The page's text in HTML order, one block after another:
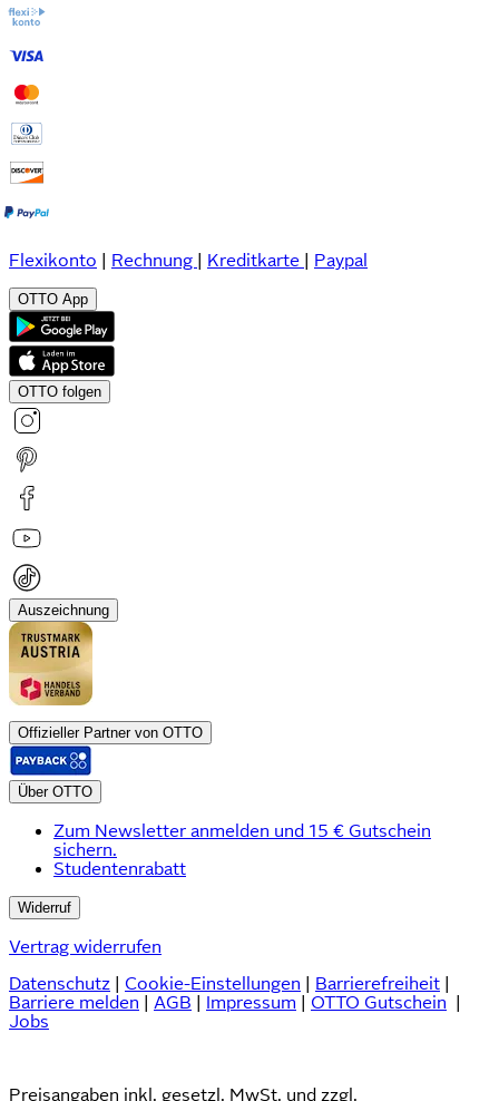
Flexikonto Rechnung Kreditkarte Paypal
OTTO App
OTTO folgen
Auszeichnung
Offizieller Partner von OTTO
Über OTTO
Zum Newsletter anmelden und 15 € Gutschein
sichern.
Studentenrabatt
Widerruf
Vertrag widerrufen
Datenschutz
Cookie-Einstellungen Barrierefreiheit
Barriere melden
AGB Impressum OTTO Gutschein
Jobs
Preisangaben inkl. gesetzl. MwSt. und zzgl.